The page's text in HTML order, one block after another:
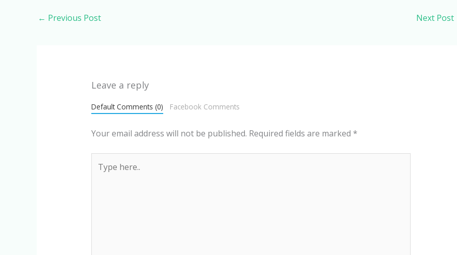
← Previous Post Next Post
Leave a reply
Default Comments (0) Facebook Comments
Your email address will not be published. Required fields are marked *
here..